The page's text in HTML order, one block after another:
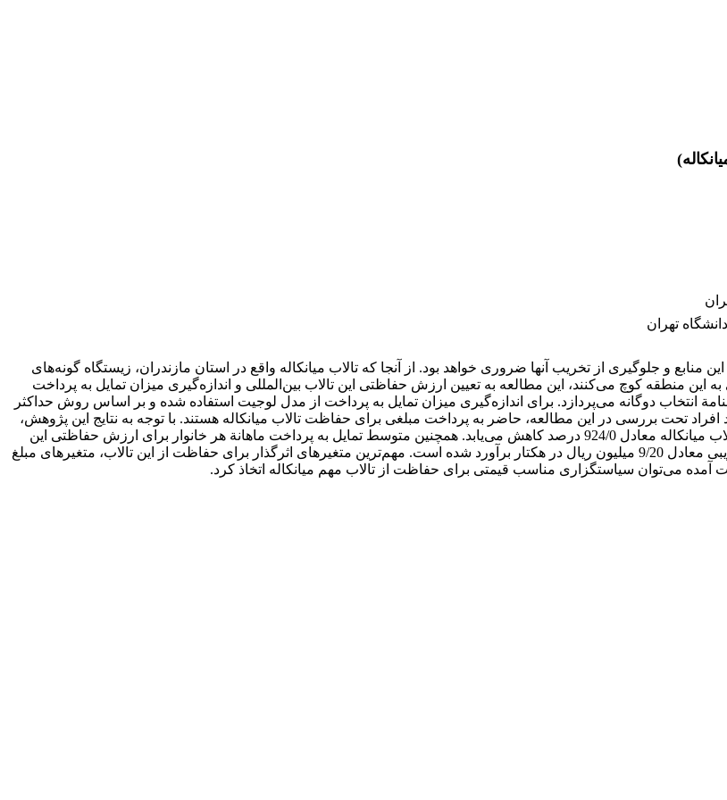
تهران
و جلوگیری از تخریب آنها ضروری خواهد بود. از آنجا که تالاب میانکاله واقع در استان مازندران، زیستگاه گونه‌های
این منطقه کوچ می‌کنند، این مطالعه به تعیین ارزش حفاظتی این تالاب بین‌المللی و اندازه‌گیری میزان تمایل به پرداخت
انتخاب دوگانه می‌پردازد. برای اندازه‌گیری میزان تمایل به پرداخت از مدل لوجیت استفاده شده و بر اساس روش حداکثر
مشخصه‌های این مدل برآورد شدند. نتایج نشان می‌دهد که 3/68 درصد افراد تحت بررسی در این مطالعه، حاضر به پرداخت مبلغی برای حفاظت تالاب میانکاله هستند. با توجه به نتایج این پژوهش،
با افزایش یک ‌درصدی در مبلغ پیشنهادی، احتمال پذیرش این مبلغ برای حفاظت تالاب میانکاله معادل 924/0 درصد کاهش می‌یابد. همچنین متوسط تمایل به پرداخت ماهانة هر خانوار برای ارزش حفاظتی این
تالاب 6/6878 ریال به‌دست آمده است. ارزش حفاظتی سالانه این تالاب به‌طور تقریبی معادل 9/20 میلیون ریال در هکتار برآورد شده است. مهم‌ترین متغیرهای اثرگذار برای حفاظت از این تالاب، متغیرهای مبلغ
آمده می‌توان سیاستگزاری مناسب قیمتی برای حفاظت از تالاب مهم میانکاله اتخاذ کرد.